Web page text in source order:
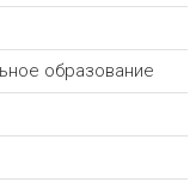
образование